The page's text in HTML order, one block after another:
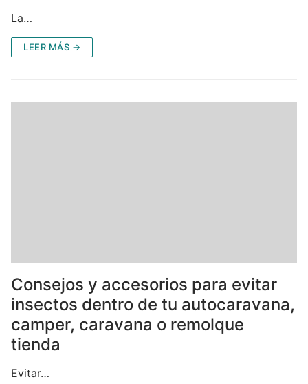
La…
LEER MÁS →
Consejos y accesorios para evitar
insectos dentro de tu autocaravana,
camper, caravana o remolque
tienda
Evitar…